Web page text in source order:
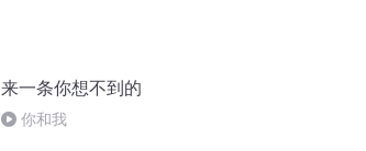
来一条你想不到的
你和我